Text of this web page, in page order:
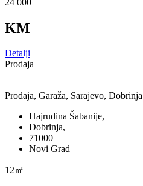
KM
Detalji
Prodaja
Prodaja, Garaža, Sarajevo, Dobrinja
Hajrudina Šabanije,
Dobrinja,
71000
Novi Grad
12㎡